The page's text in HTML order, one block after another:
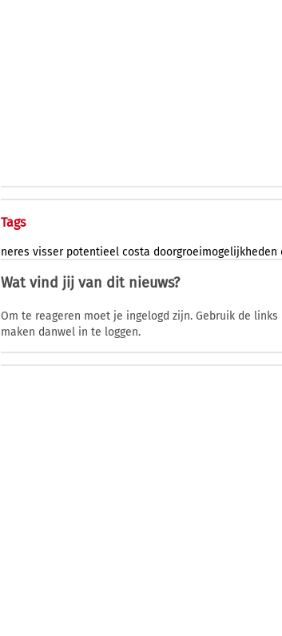
Tags
neres visser potentieel costa doorgroeimogelijkheden
Wat vind jij van dit nieuws?
Om te reageren moet je ingelogd zijn. Gebruik de
maken danwel in te loggen.